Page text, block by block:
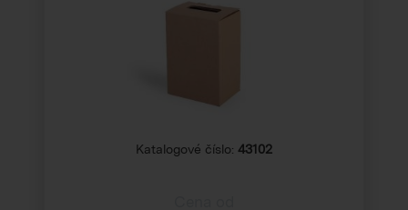
Katalogové číslo: 43102